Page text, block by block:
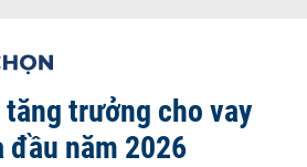
tăng trưởng cho vay
đầu năm 2026